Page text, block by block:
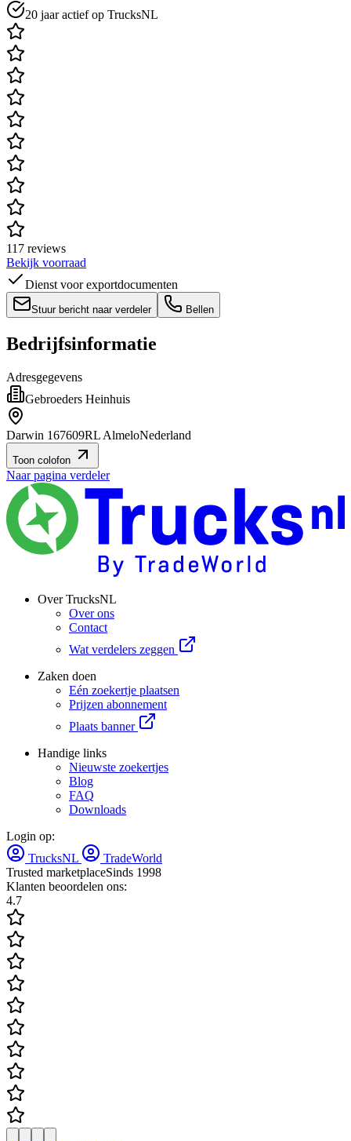
20 jaar actief op TrucksNL
117 reviews
Bekijk voorraad
Dienst voor exportdocumenten
Stuur bericht naar verdeler Bellen
Bedrijfsinformatie
Adresgegevens
Gebroeders Heinhuis
Darwin 167609RL AlmeloNederland
Toon colofon
Naar pagina verdeler
Over TrucksNL
Over ons
Contact
Wat verdelers zeggen
Zaken doen
Eén zoekertje plaatsen
Prijzen abonnement
Plaats banner
Handige links
Nieuwste zoekertjes
Blog
FAQ
Downloads
Login op:
TrucksNL
TradeWorld
Trusted marketplaceSinds 1998
Klanten beoordelen ons:
4.7